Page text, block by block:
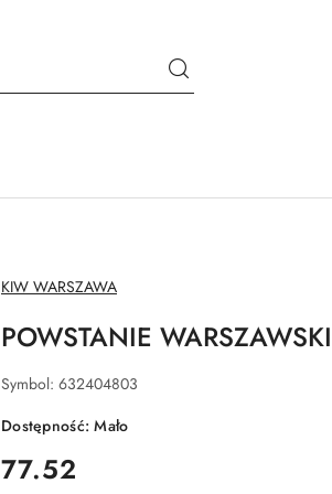
NAZWA
PRODUCENTA:
KIW WARSZAWA
POWSTANIE
Symbol: 632404803
Dostępność:Mało
cena:
77.52